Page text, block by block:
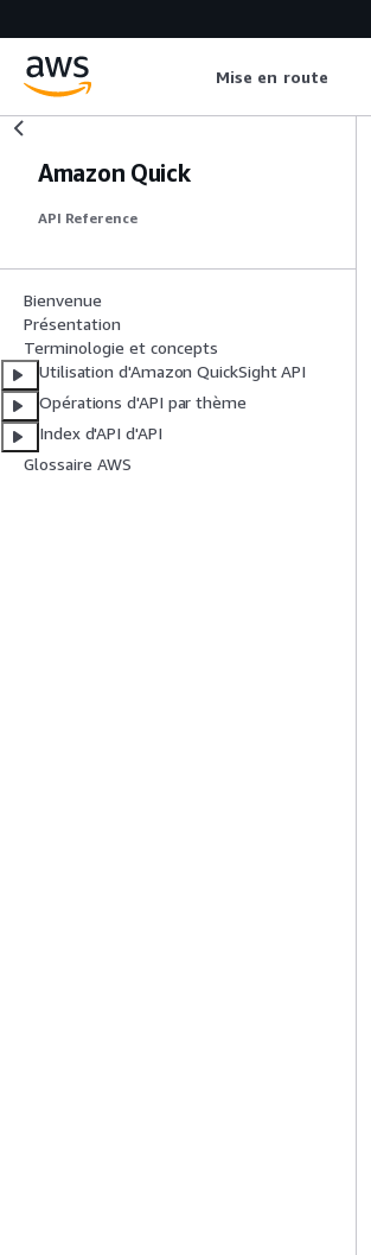
Mise en route
Amazon Quick
API Reference
Bienvenue
Présentation
Terminologie et concepts
Utilisation d'Amazon QuickSight API
Opérations d'API par thème
Index d'API d'API
Glossaire AWS